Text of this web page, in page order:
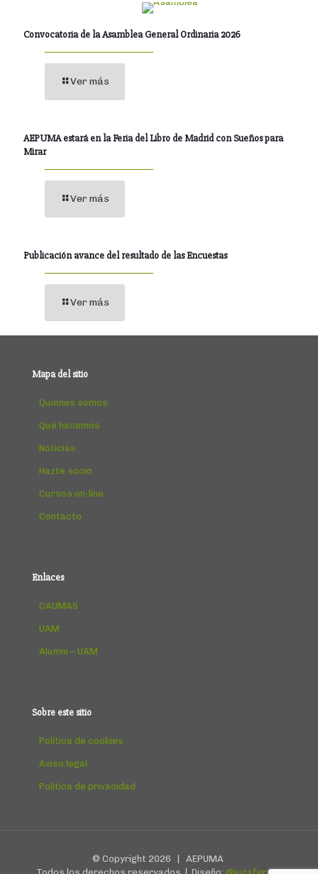
Convocatoria de la Asamblea General Ordinaria 2026
Ver más
AEPUMA estará en la Feria del Libro de Madrid con Sueños para
Mirar
Ver más
Publicación avance del resultado de las Encuestas
Ver más
Mapa del sitio
Quienes somos
Qué hacemos
Noticias
Hazte socio
Cursos on-line
Contacto
Enlaces
CAUMAS
UAM
Alumni – UAM
Sobre este sitio
Política de cookies
Aviso legal
Política de privacidad
© Copyright 2026 | AEPUMA